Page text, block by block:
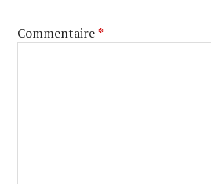
Commentaire*